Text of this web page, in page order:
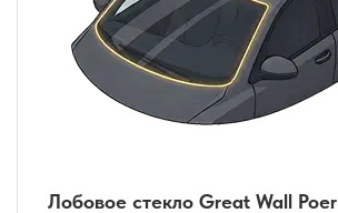
Лобовое стекло Great Wall Poer